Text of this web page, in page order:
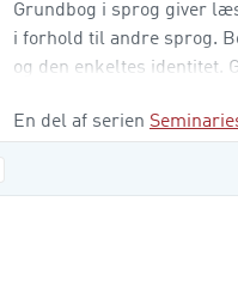
Grundbog i sprog giver
i forhold til andre sprog.
og den en­keltes identitet.
En del af serien